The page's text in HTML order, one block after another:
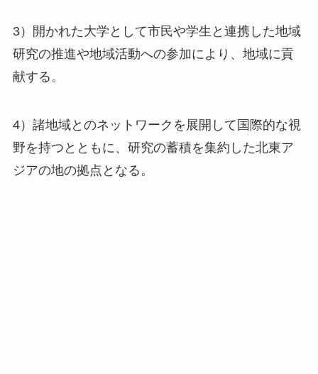
3）開かれた大学として市民や学生と連携した地域
研究の推進や地域活動への参加により、地域に貢
献する。
4）諸地域とのネットワークを展開して国際的な視
野を持つとともに、研究の蓄積を集約した北東ア
ジアの地の拠点となる。